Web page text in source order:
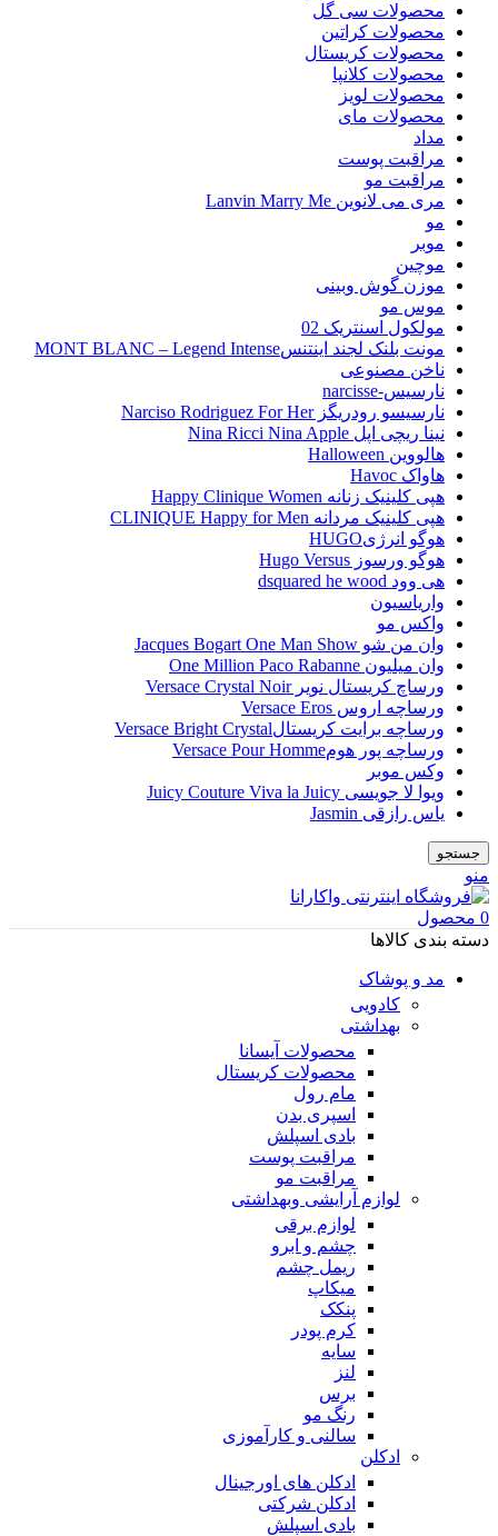
محصولات سی گل
محصولات کراتین
محصولات کریستال
محصولات کلانپا
محصولات لویز
محصولات مای
مداد
مراقبت پوست
مراقبت مو
مری می لانوین Lanvin Marry Me
مو
موبر
موچین
موزن گوش وبینی
موس مو
مولکول اسنتریک 02
مونت بلنک لجند اینتنسMONT BLANC – Legend Intense
ناخن مصنوعی
نارسیس-narcisse
نارسیسو رودریگز Narciso Rodriguez For Her
نینا ریچی اپل Nina Ricci Nina Apple
هالووین Halloween
هاواک Havoc
هپی کلینیک زنانه Happy Clinique Women
هپی کلینیک مردانه CLINIQUE Happy for Men
هوگو انرژیHUGO
هوگو ورسوز Hugo Versus
هی وود dsquared he wood
واریاسیون
واکس مو
وان من شو Jacques Bogart One Man Show
وان میلیون One Million Paco Rabanne
ورساچ کریستال نویر Versace Crystal Noir
ورساچه اروس Versace Eros
ورساچه برایت کریستالVersace Bright Crystal
ورساچه پور هومVersace Pour Homme
وکس موبر
ویوا لا جویسی Juicy Couture Viva la Juicy
یاس رازقی Jasmin
جستجو
منو
0 محصول
دسته بندی کالاها
مد و پوشاک
کادویی
بهداشتی
محصولات آیسانا
محصولات کریستال
مام رول
اسپری بدن
بادی اسپلش
مراقبت پوست
مراقبت مو
لوازم آرایشی وبهداشتی
لوازم برقی
چشم و ابرو
ریمل چشم
میکاپ
پنکک
کرم پودر
سایه
لنز
برس
رنگ مو
سالنی و کارآموزی
ادکلن
ادکلن های اورجینال
ادکلن شرکتی
بادی اسپلش